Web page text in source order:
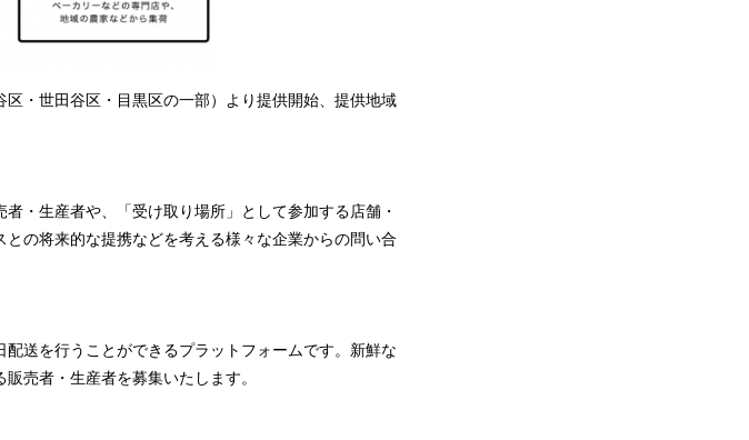
・世田谷区・目黒区の一部）より提供開始、提供地域
・生産者や、「受け取り場所」として参加する店舗・
の将来的な提携などを考える様々な企業からの問い合
送を行うことができるプラットフォームです。新鮮な
売者・生産者を募集いたします。